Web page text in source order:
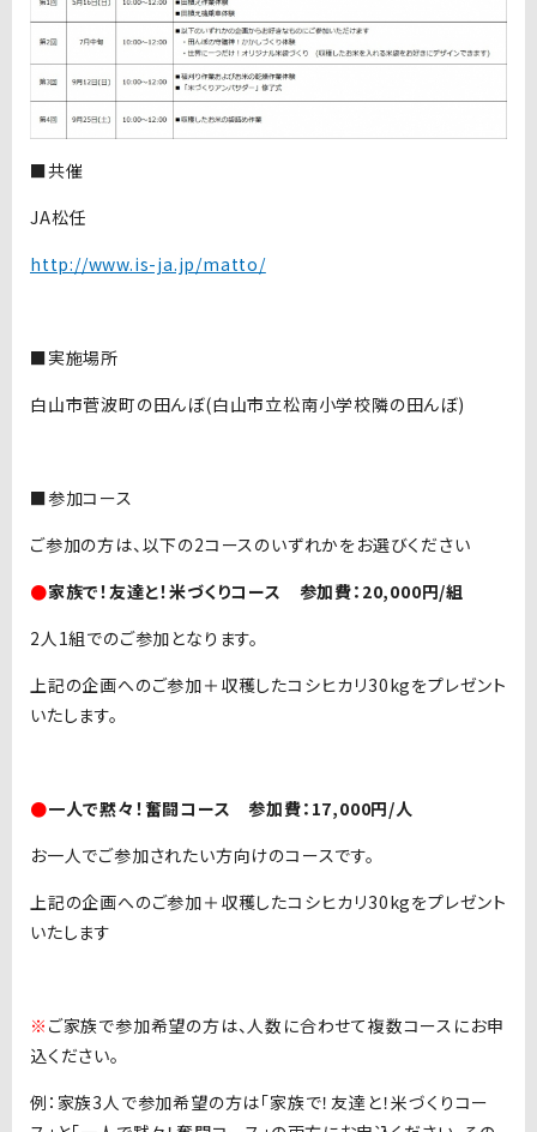
■共催
JA松任
http://www.is-ja.jp/matto/
■実施場所
白山市菅波町の田んぼ(白山市立松南小学校隣の田んぼ)
■参加コース
ご参加の方は、以下の2コースのいずれかをお選びください
●家族で！友達と！米づくりコース 参加費：20,000円/組
2人1組でのご参加となります。
上記の企画へのご参加＋収穫したコシヒカリ30kgをプレゼント
いたします。
●一人で黙々！奮闘コース 参加費：17,000円/人
お一人でご参加されたい方向けのコースです。
上記の企画へのご参加＋収穫したコシヒカリ30kgをプレゼント
いたします
※ ご家族で参加希望の方は、人数に合わせて複数コースにお申
込ください。
例：家族3人で参加希望の方は「家族で！友達と！米づくりコー